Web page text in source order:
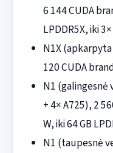
6 144 CUDA
LPDDR5X, iki
N1X
120 CUDA
N1 (galingesnė
+ 4× A725), 2
W, iki 64 GB
N1 (taupesnė